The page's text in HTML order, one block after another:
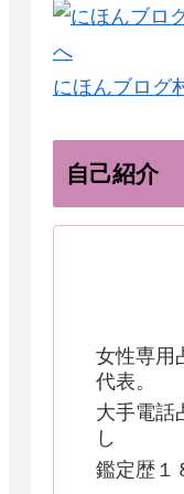
にほんブログ
自己紹介
女性専用
代表。
大手電話
し
鑑定歴１